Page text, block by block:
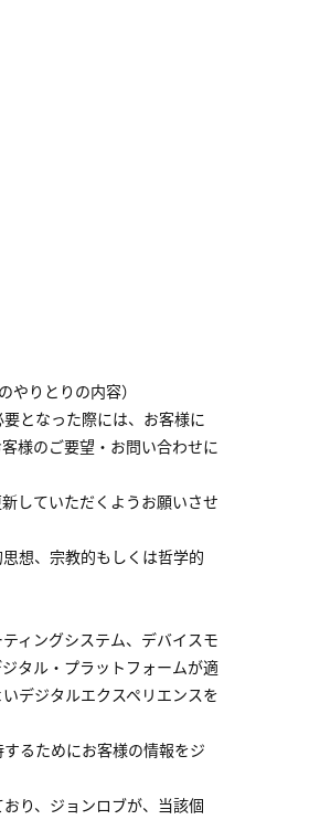
りとりの内容）
となった際には、お客様に
様のご要望・お問い合わせに
していただくようお願いさせ
想、宗教的もしくは哲学的
ィングシステム、デバイスモ
タル・プラットフォームが適
デジタルエクスペリエンスを
るためにお客様の情報をジ
り、ジョンロブが、当該個